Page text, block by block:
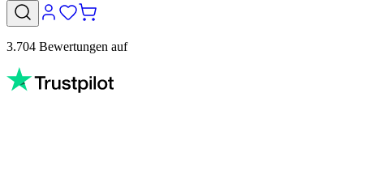
3.704 Bewertungen auf